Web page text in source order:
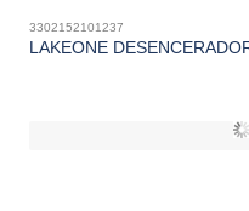
3302152101237
LAKEONE